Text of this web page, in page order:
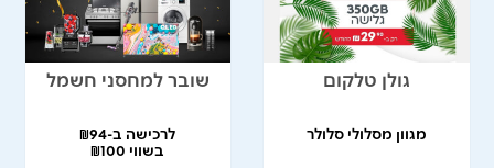
גולן טלקום
מגוון מסלולי סלולר
שובר למחסני חשמל
לרכישה ב-₪94
בשווי ₪100